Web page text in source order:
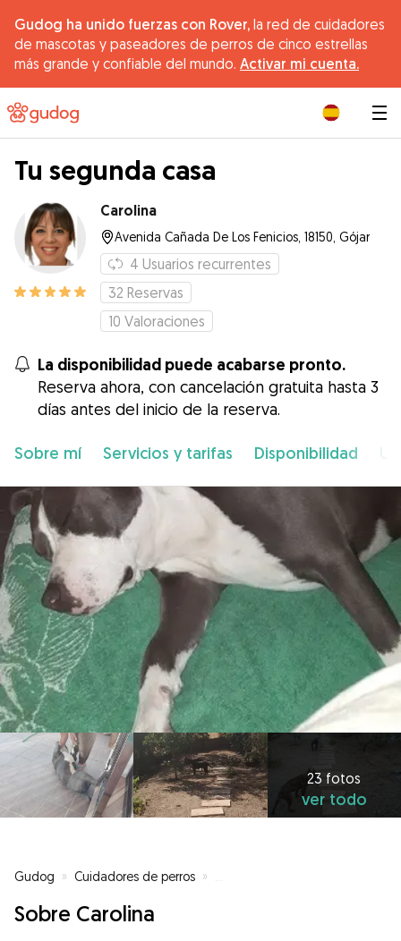
Gudog ha unido fuerzas con Rover, la red de cuidadores
de mascotas y paseadores de perros de cinco estrellas
más grande y confiable del mundo. Activar mi cuenta.
Tu segunda casa
Carolina
Avenida Cañada De Los Fenicios, 18150, Gójar
4 Usuarios recurrentes
32 Reservas
10 Valoraciones
La disponibilidad puede acabarse pronto.
Reserva ahora, con cancelación gratuita hasta 3
días antes del inicio de la reserva.
Sobre mí Servicios y tarifas Disponibilidad
23 fotos
ver todo
Gudog » Cuidadores de perros »
Sobre Carolina